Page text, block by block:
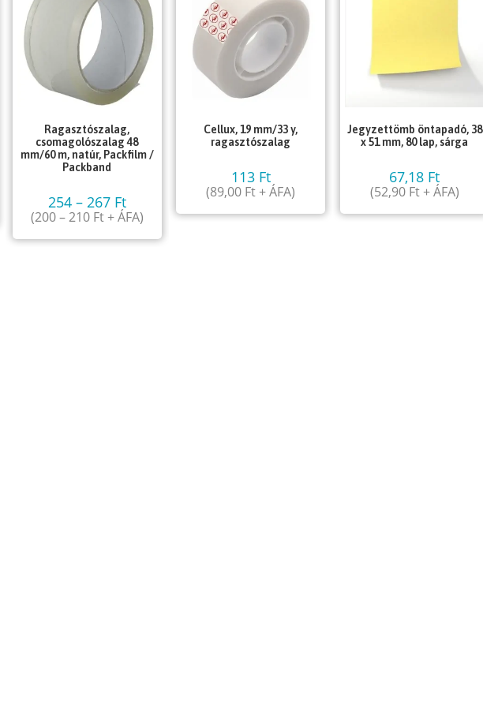
Ragasztószalag,
csomagolószalag 48
mm/60 m, natúr, Packfilm /
Packband
254 – 267 Ft
(200–210 Ft+ ÁFA)
Cellux, 19 mm/33 y,
ragasztószalag
113 Ft
(89,00 Ft+ ÁFA)
Jegyzettömb öntapadó, 38
x 51 mm, 80 lap, sárga
67,18 Ft
(52,90 Ft+ ÁFA)